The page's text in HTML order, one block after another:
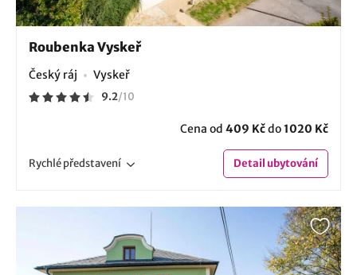
Roubenka Vyskeř
Český ráj Vyskeř
9.2/10
Cena od 409 Kčdo1020 Kč
Rychlépředstavení Detailubytování